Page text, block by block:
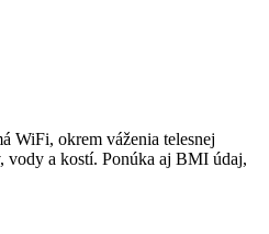
WiFi, okrem váženia telesnej
vody a kostí. Ponúka aj BMI údaj,